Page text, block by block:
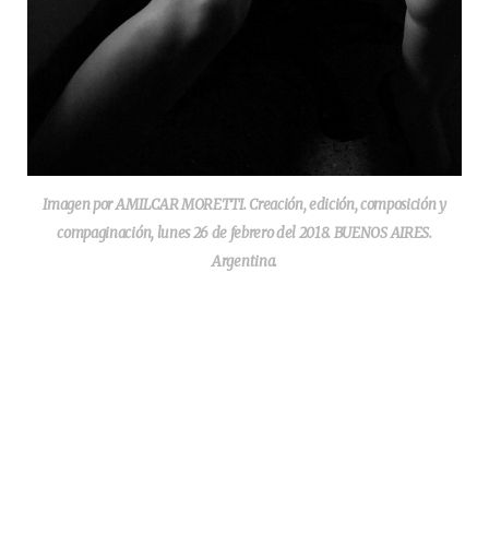
Imagen por AMILCAR MORETTI. Creación, edición, composición y
compaginación, lunes 26 de febrero del 2018. BUENOS AIRES.
Argentina.